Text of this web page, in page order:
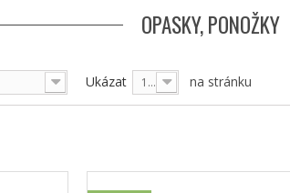
OPASKY, PONOŽKY
Ukázat 12 na stránku